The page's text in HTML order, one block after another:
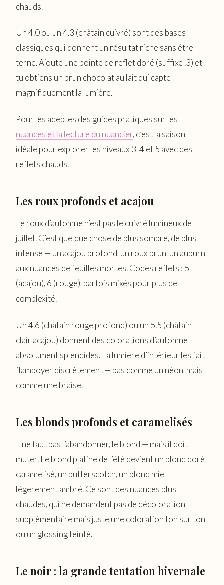
chauds.
Un 4.0 ou un 4.3 (châtain cuivré) sont des bases
classiques qui donnent un résultat riche sans être
terne. Ajoute une pointe de reflet doré (suffixe .3) et
tu obtiens un brun chocolat au lait qui capte
magnifiquement la lumière.
Pour les adeptes des guides pratiques sur les
nuances et la lecture du nuancier, c’est la saison
idéale pour explorer les niveaux 3, 4 et 5 avec des
reflets chauds.
Les roux profonds et acajou
Le roux d’automne n’est pas le cuivré lumineux de
juillet. C’est quelque chose de plus sombre, de plus
intense — un acajou profond, un roux brun, un auburn
aux nuances de feuilles mortes. Codes reflets : 5
(acajou), 6 (rouge), parfois mixés pour plus de
complexité.
Un 4.6 (châtain rouge profond) ou un 5.5 (châtain
clair acajou) donnent des colorations d’automne
absolument splendides. La lumière d’intérieur les fait
flamboyer discrètement — pas comme un néon, mais
comme une braise.
Les blonds profonds et caramelisés
Il ne faut pas l’abandonner, le blond — mais il doit
muter. Le blond platine de l’été devient un blond doré
caramelisé, un butterscotch, un blond miel
légèrement ambré. Ce sont des nuances plus
chaudes, qui ne demandent pas de décoloration
supplémentaire mais juste une coloration ton sur ton
ou un glossing teinté.
Le noir : la grande tentation hivernale